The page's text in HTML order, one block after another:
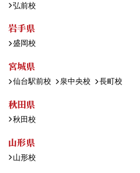
弘前校
岩手県
盛岡校
宮城県
仙台駅前校 泉中央校 長町校
秋田県
秋田校
山形県
山形校